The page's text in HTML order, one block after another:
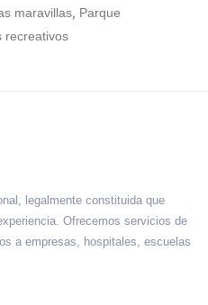
maravillas, Parque
recreativos
legalmente constituida que
Ofrecemos servicios de
a empresas, hospitales, escuelas